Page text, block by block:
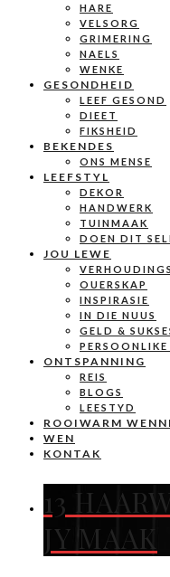
HARE
VELSORG
GRIMERING
NAELS
WENKE
GESONDHEID
LEEF GESOND
DIEET
FIKSHEID
BEKENDES
ONS MENSE
LEEFSTYL
DEKOR
HANDWERK
TUINMAAK
DOEN DIT
JOU LEWE
VERHOUDINGS
OUERSKAP
INSPIRASIE
IN DIE NUUS
GELD &
ONTSPANNING
REIS
BLOGS
LEESTYD
ROOIWARM
WEN
KONTAK
13
JY MAAK